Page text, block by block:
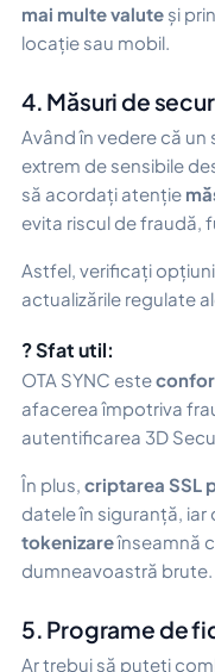
mai multe valute și
locație sau mobil.
4. Măsuri de
Având în vedere că
extrem de sensibile
să acordați atenție
evita riscul de fraudă,
Astfel, verificați
actualizările regulate
? Sfat util:
OTA SYNC este
afacerea împotriva
autentificarea 3D
În plus, criptarea SSL
datele în siguranță,
tokenizareînseamnă
dumneavoastră brute.
5. Programe de
Ar trebui să puteți